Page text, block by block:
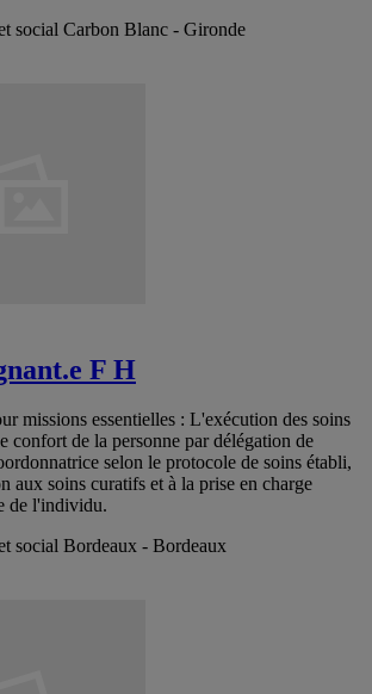
social Carbon Blanc - Gironde
F H
missions essentielles : L'exécution des soins
confort de la personne par délégation de
selon le protocole de soins établi,
aux soins curatifs et à la prise en charge
de l'individu.
social Bordeaux - Bordeaux